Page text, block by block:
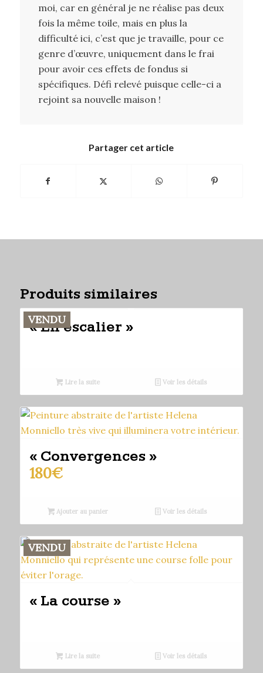
moi, car en général je ne réalise pas deux
fois la même toile, mais en plus la
difficulté ici, c’est que je travaille, pour ce
genre d’œuvre, uniquement dans le frai
pour avoir ces effets de fondus si
spécifiques. Défi relevé puisque celle-ci a
rejoint sa nouvelle maison !
Partager cet article
Produits similaires
VENDU
« En escalier »
Lire la suite Voir les détails
« Convergences »
180€
Ajouter au panier Voir les détails
VENDU
« La course »
Lire la suite Voir les détails